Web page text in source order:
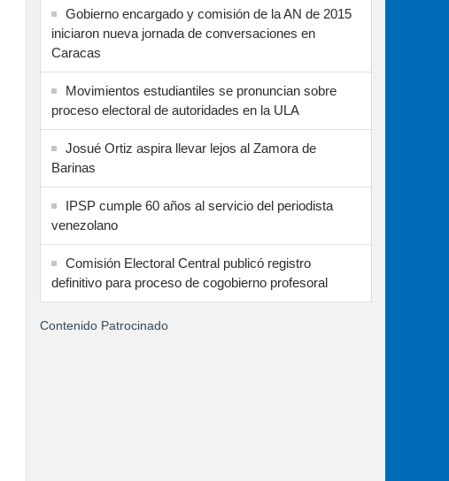
Gobierno encargado y comisión de la AN de 2015
iniciaron nueva jornada de conversaciones en
Caracas
Movimientos estudiantiles se pronuncian sobre
proceso electoral de autoridades en la ULA
Josué Ortiz aspira llevar lejos al Zamora de
Barinas
IPSP cumple 60 años al servicio del periodista
venezolano
Comisión Electoral Central publicó registro
definitivo para proceso de cogobierno profesoral
Contenido Patrocinado